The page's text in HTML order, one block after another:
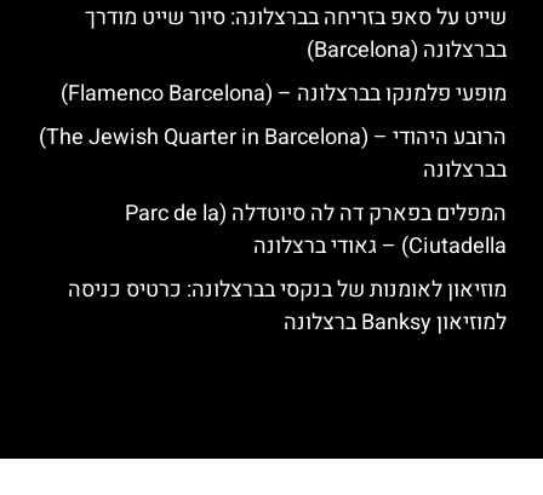
שייט על סאפ בזריחה בברצלונה: סיור שייט מודרך
בברצלונה (Barcelona)
מופעי פלמנקו בברצלונה – (Flamenco Barcelona)
הרובע היהודי – (The Jewish Quarter in Barcelona)
בברצלונה
המפלים בפארק דה לה סיוטדלה (Parc de la
Ciutadella) – גאודי ברצלונה
מוזיאון לאומנות של בנקסי בברצלונה: כרטיס כניסה
למוזיאון Banksy ברצלונה